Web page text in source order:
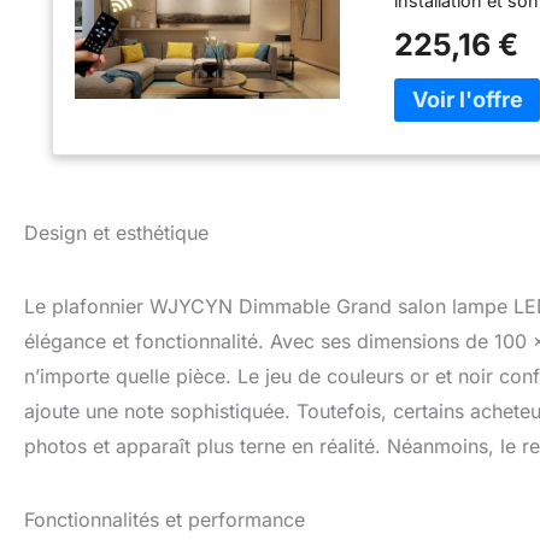
également une
votre maison
L100cm*L81cm,
aluminium/
220V. Durée de
une lumière
conception
placer dans le
salle à manger,
d'exposition,
meilleur service
225,16 €
Design et esthétique
Le plafonnier WJYCYN Dimmable Grand salon lampe
élégance et fonctionnalité. Avec ses dimensions de
n’importe quelle pièce. Le jeu de couleurs or et noir
ajoute une note sophistiquée. Toutefois, certains
photos et apparaît plus terne en réalité. Néanmoins, le
Fonctionnalités et performance